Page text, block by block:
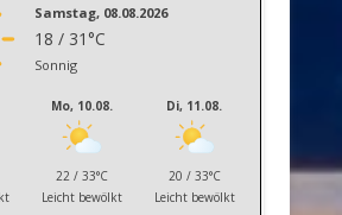
Samstag, 08.08.2026
18 / 31°C
Sonnig
Mo, 10.08.
22 / 33°C
Leicht bewölkt
Di, 11.08.
20 / 33°C
Leicht bewölkt